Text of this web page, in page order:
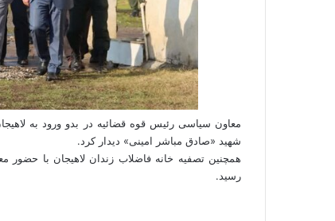
معاون سیاسی رئیس قوه قضائیه در بدو ورود به
شهید «صادق مباشر امینی» دیدار کرد.
رسید.